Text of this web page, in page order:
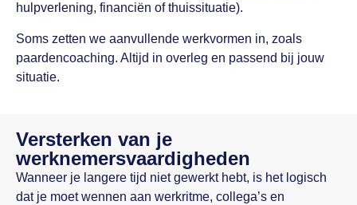
hulpverlening, financiën of thuissituatie).
Soms zetten we aanvullende werkvormen in, zoals
paardencoaching. Altijd in overleg en passend bij jouw
situatie.
Versterken van je
werknemersvaardigheden
Wanneer je langere tijd niet gewerkt hebt, is het logisch
dat je moet wennen aan werkritme, collega’s en